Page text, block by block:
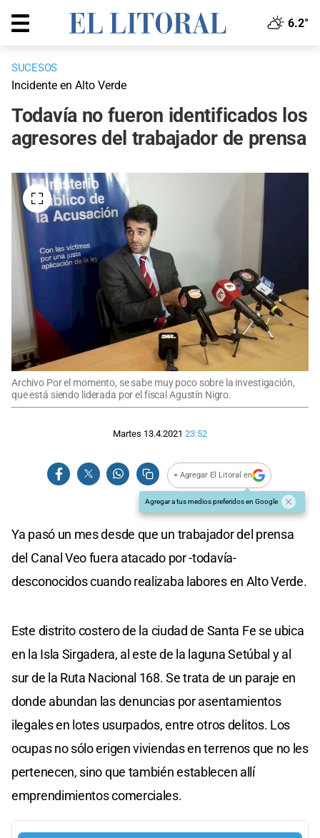
6.2°
SUCESOS
Incidente en Alto Verde
Todavía no fueron identificados los
agresores del trabajador de prensa
Archivo Por el momento, se sabe muy poco sobre la investigación,
que está siendo liderada por el fiscal Agustín Nigro.
Martes 13.4.2021 23:52
+ Agregar El Litoral en
Agregar a tus medios preferidos en Google
Ya pasó un mes desde que un trabajador del prensa
del Canal Veo fuera atacado por -todavía-
desconocidos cuando realizaba labores en Alto Verde.
Este distrito costero de la ciudad de Santa Fe se ubica
en la Isla Sirgadera, al este de la laguna Setúbal y al
sur de la Ruta Nacional 168. Se trata de un paraje en
donde abundan las denuncias por asentamientos
ilegales en lotes usurpados, entre otros delitos. Los
ocupas no sólo erigen viviendas en terrenos que no les
pertenecen, sino que también establecen allí
emprendimientos comerciales.